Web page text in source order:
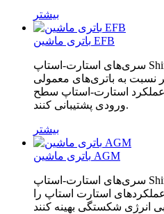
بیشتر
باتری ماشین EFB
سری‌های استارت-استاپ Shimastu با فناوری EFB برای
نسبت به باتری‌های معمولی
عملکرد استارت-استاپ سطح
ورودی پشتیبانی کنند.
بیشتر
باتری ماشین AGM
سری‌های استارت-استاپ Shimastu با فناوری AGM دوام و
استارت استاپ را